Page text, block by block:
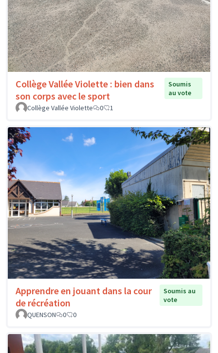
Collège Vallée Violette : bien dans
son corps avec le sport
Soumis
au vote
Collège Vallée Violette
0 1
Apprendre en jouant dans la cour
de récréation
Soumis au
vote
QUENSON
0 0